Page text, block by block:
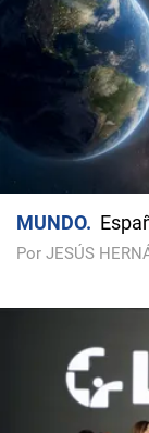
MUNDO
Por JESÚS